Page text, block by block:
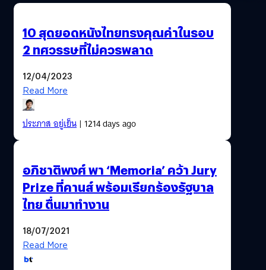
10 สุดยอดหนังไทยทรงคุณค่าในรอบ
2 ทศวรรษที่ไม่ควรพลาด
12/04/2023
Read More
ประภาส อยู่เย็น| 1214 days ago
อภิชาติพงศ์ พา ‘Memoria’ คว้า Jury
Prize ที่คานส์ พร้อมเรียกร้องรัฐบาล
ไทย ตื่นมาทำงาน
18/07/2021
Read More